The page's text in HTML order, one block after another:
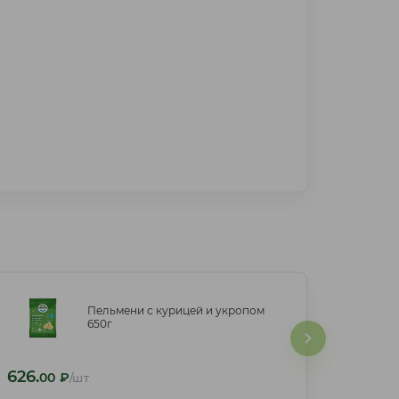
Пельмени с курицей и укропом
650г
626.00 ₽/шт
Пельмени с курицей и укропом
650г
626.00 ₽/шт